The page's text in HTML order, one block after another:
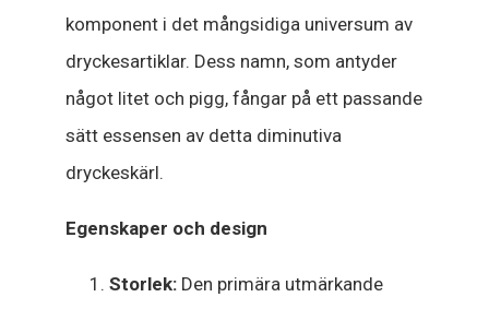
komponent i det mångsidiga universum av
dryckesartiklar. Dess namn, som antyder
något litet och pigg, fångar på ett passande
sätt essensen av detta diminutiva
dryckeskärl.
Egenskaper och design
Storlek: Den primära utmärkande